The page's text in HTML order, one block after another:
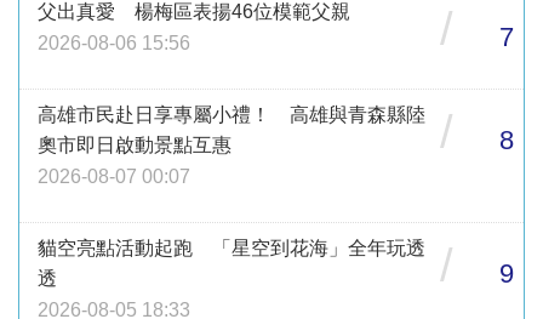
父出真愛 楊梅區表揚46位模範父親
2026-08-06 15:56
/ 7
高雄市民赴日享專屬小禮！ 高雄與青森縣陸
奧市即日啟動景點互惠
2026-08-07 00:07
/ 8
貓空亮點活動起跑 「星空到花海」全年玩透
透
2026-08-05 18:33
/ 9